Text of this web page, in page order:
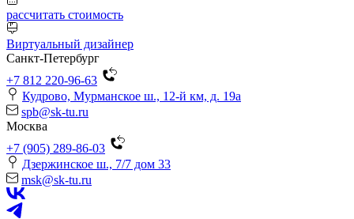
рассчитать стоимость
Виртуальный дизайнер
Санкт-Петербург
+7 812 220-96-63
Кудрово, Мурманское ш., 12-й км, д. 19a
spb@sk-tu.ru
Москва
+7 (905) 289-86-03
Дзержинское ш., 7/7 дом 33
msk@sk-tu.ru